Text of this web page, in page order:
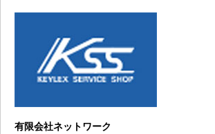
有限会社ネットワーク